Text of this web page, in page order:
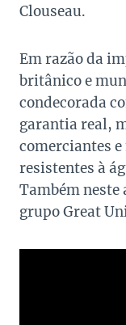
Clouseau.
Em razão da
britânico e
condecorada
garantia real,
comerciantes
resistentes à
Também
grupo Great